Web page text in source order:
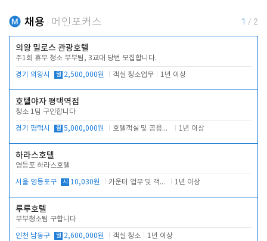
채용 메인포커스 1 / 2
의왕 밀로스 관광호텔
주1회 휴무 청소 부부팀, 3교대 당번 모집합니다.
경기 의왕시 월 2,500,000원 객실 청소업무 1년 이상
호텔야자 평택역점
청소 1팀 구인합니다
경기 평택시 월 5,000,000원 호텔객실 및 공용시설 청소 관리 1년 이상
하라스호텔
영등포 하라스호텔
서울 영등포구 시 10,030원 카운터 업무 및 객실관리(청소상태 확인, 객실판매) 1년 이상
루루호텔
부부청소팀 구합니다
인천 남동구 월 2,600,000원 객실 청소 1년 이상